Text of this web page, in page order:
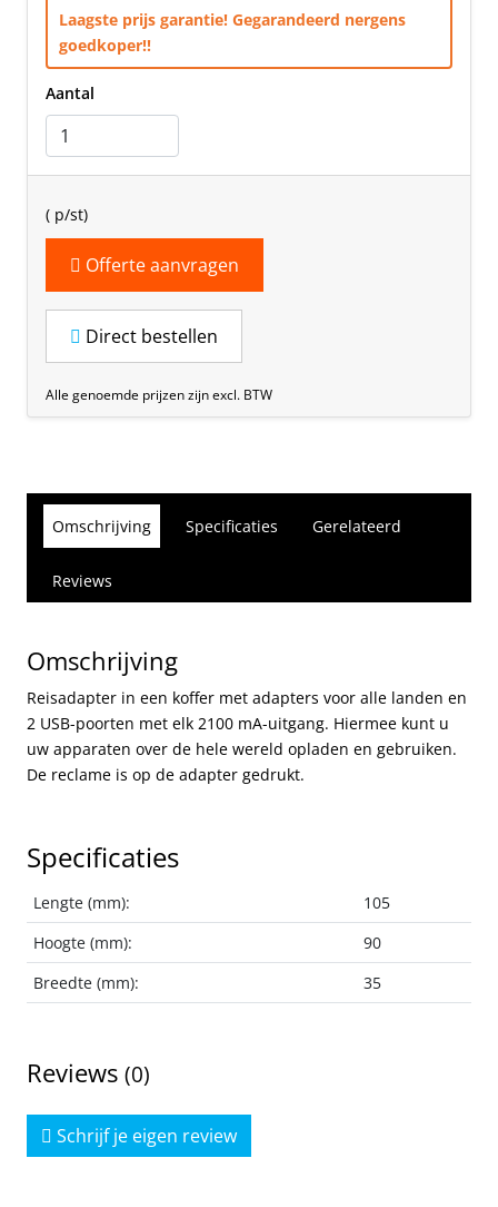
Laagste prijs garantie! Gegarandeerd nergens
goedkoper!!
Aantal
( p/st)
Offerte aanvragen
Direct bestellen
Alle genoemde prijzen zijn excl. BTW
Omschrijving Specificaties Gerelateerd
Reviews
Omschrijving
Reisadapter in een koffer met adapters voor alle landen en
2 USB-poorten met elk 2100 mA-uitgang. Hiermee kunt u
uw apparaten over de hele wereld opladen en gebruiken.
De reclame is op de adapter gedrukt.
Specificaties
Lengte (mm):
105
Hoogte (mm):
90
Breedte (mm):
35
Reviews (0)
Schrijf je eigen review